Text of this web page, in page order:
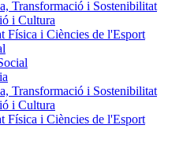
Transformació i Sostenibilitat
i Cultura
Física i Ciències de l'Esport
Transformació i Sostenibilitat
i Cultura
Física i Ciències de l'Esport